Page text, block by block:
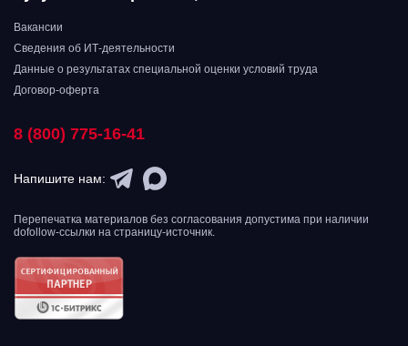
Вакансии
Сведения об ИТ-деятельности
Данные о результатах специальной оценки условий труда
Договор-оферта
8 (800) 775-16-41
Напишите нам:
Перепечатка материалов без согласования допустима при наличии
dofollow-ссылки на страницу-источник.